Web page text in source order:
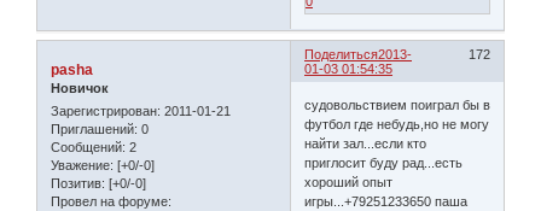
Поделиться 172
2013-
01-03 01:54:35
pasha
Новичок
Зарегистрирован: 2011-01-21
Приглашений: 0
Сообщений: 2
Уважение: [+0/-0]
Позитив: [+0/-0]
Провел на форуме:
судовольствием поиграл бы в
футбол где небудь,но не могу
найти зал...если кто
приглосит буду рад...есть
хороший опыт
игры...+79251233650 паша